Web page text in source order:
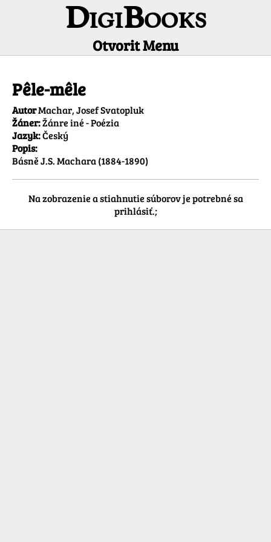
DigiBooks
Otvorit Menu
Pêle-mêle
AutorMachar, Josef Svatopluk
Žáner:Žánre iné - Poézia
Jazyk:Český
Popis:
Na zobrazenie a stiahnutie súborov je potrebné sa
prihlásiť.;